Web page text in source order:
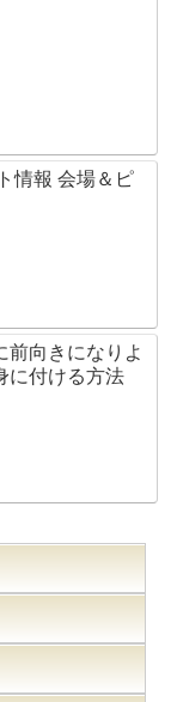
情報 会場＆ピ
向きになりよ
に付ける方法